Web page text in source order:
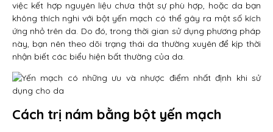
việc kết hợp nguyên liệu chưa thật sự phù hợp, hoặc da bạn
không thích nghi với bột yến mạch có thể gây ra một số kích
ứng nhỏ trên da. Do đó, trong thời gian sử dụng phương pháp
này, bạn nên theo dõi trạng thái da thường xuyên để kịp thời
nhận biết các biểu hiện bất thường của da.
Cách trị nám bằng bột yến mạch